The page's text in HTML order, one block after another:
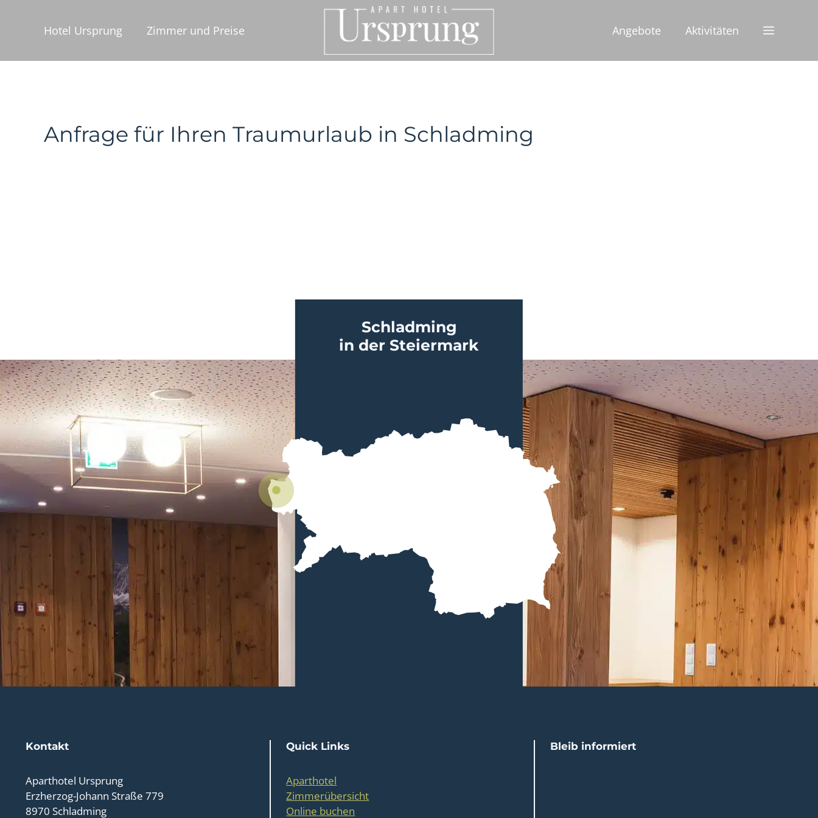
Hotel Ursprung Zimmer und Preise Angebote Aktivitäten
Anfrage für Ihren Traumurlaub in Schladming
Schladming
in der Steiermark
Kontakt
Aparthotel Ursprung
Erzherzog-Johann Straße 779
8970 Schladming
Quick Links
Aparthotel
Zimmerübersicht
Online buchen
Bleib informiert